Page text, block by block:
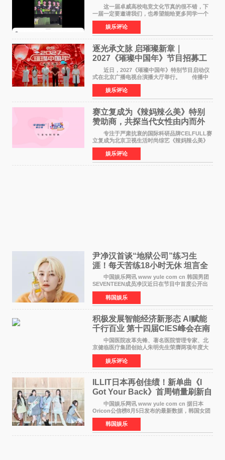
这一届卓威高校电竞文化节真的很不错，下
一届一定要邀请我们，也希望能给更多同学一个
来到现场的机会。 2026卓威高校电竞文化节
已经落下帷幕，在活动结束后，仍有不少高校电
竞社负责人和现
娱乐评论
逐光承文脉 启璀璨新章｜
2027《璀璨中国年》节目招募工
作圆满启动
近日，2027《璀璨中国年》特别节目启动仪
式在北京广播电视台演播大厅举行。 传播中
华优秀传统文化，弘扬纯正国风艺术，打造高规
格、高质感、正能量的文艺盛典，是璀璨中国年
矢志不渝的初心
娱乐评论
赛立复成为《辣妈辣么美》特别
赞助商，共探当代女性由内而外
活力美
专注于严肃抗衰的国际科研品牌CELFULL赛
立复成为北京卫视生活时尚综艺《辣妈辣么美》
的特别赞助商,明星辣妈袁咏仪倾情参与，向广大
都市女性传递健康生活新主张，寄语当代女性在
家庭与自我之间
娱乐评论
尹净汉首谈“地狱公司”练习生
涯！每天苦练18小时无休 坦言全
靠成员撑过来
中国娱乐网讯 www yule com cn 韩国男团
SEVENTEEN成员净汉近日在节目中首度公开出
道前的残酷练习生经历，并提及经纪公司Pledis
娱乐，引发广泛关注。 在8月2日播出的日本
TBS综艺节目《周
韩国娱乐
积极发展智能经济新形态 Al赋能
千行百业 第十四届CIES峰会在南
京盛大召开
中国医院改革先锋、著名医院管理专家、北
京健临医疗集团创始人朱明先生荣膺两项年度大
奖 2026年7月31日，盛夏金陵，长江之畔，
以重落地·真务实·强链接为主题的2026&lsquo;人
工智能+&rsquo
娱乐评论
ILLIT日本再创佳绩！新单曲《I
Got Your Back》首周销量刷新自
身纪录
中国娱乐网讯 www yule com cn 据日本
Oricon公信榜8月5日发布的最新数据，韩国女团
ILLIT在日本发行的第二张单曲《I Got Your
Back》首周销量达到71,009张，成功跻身最新一
期周单曲排行
韩国娱乐